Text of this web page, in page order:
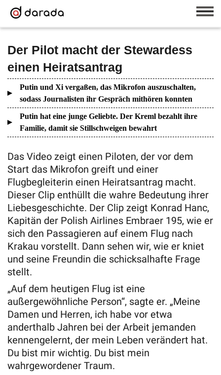
Der Pilot macht der Stewardess
einen Heiratsantrag
Putin und Xi vergaßen, das Mikrofon auszuschalten,
sodass Journalisten ihr Gespräch mithören konnten
Putin hat eine junge Geliebte. Der Kreml bezahlt ihre
Familie, damit sie Stillschweigen bewahrt
Das Video zeigt einen Piloten, der vor dem
Start das Mikrofon greift und einer
Flugbegleiterin einen Heiratsantrag macht.
Dieser Clip enthüllt die wahre Bedeutung ihrer
Liebesgeschichte. Der Clip zeigt Konrad Hanc,
Kapitän der Polish Airlines Embraer 195, wie er
sich den Passagieren auf einem Flug nach
Krakau vorstellt. Dann sehen wir, wie er kniet
und seine Freundin die schicksalhafte Frage
stellt.
„Auf dem heutigen Flug ist eine
außergewöhnliche Person“, sagte er. „Meine
Damen und Herren, ich habe vor etwa
anderthalb Jahren bei der Arbeit jemanden
kennengelernt, der mein Leben verändert hat.
Du bist mir wichtig. Du bist mein
wahrgewordener Traum.